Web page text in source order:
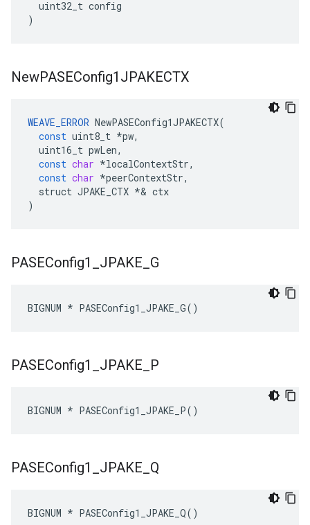
  uint32_t config
)
NewPASEConfig1JPAKECTX
WEAVE_ERROR NewPASEConfig1JPAKECTX(
const uint8_t *pw,
uint16_t pwLen,
const char *localContextStr,
const char *peerContextStr,
struct JPAKE_CTX *& ctx
)
PASEConfig1 JPAKE G
BIGNUM * PASEConfig1_JPAKE_G()
PASEConfig1 JPAKE P
BIGNUM * PASEConfig1_JPAKE_P()
PASEConfig1 JPAKE Q
BIGNUM * PASEConfig1_JPAKE_Q()